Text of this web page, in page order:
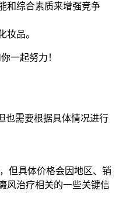
和综合素质来增强竞争
妆品。
一起努力！
也需要根据具体情况进行
但具体价格会因地区、销
风治疗相关的一些关键信